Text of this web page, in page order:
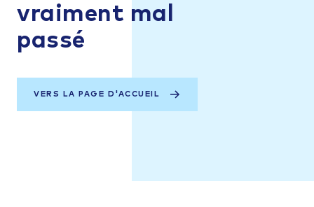
vraiment mal
passé
VERS LA PAGE D'ACCUEIL